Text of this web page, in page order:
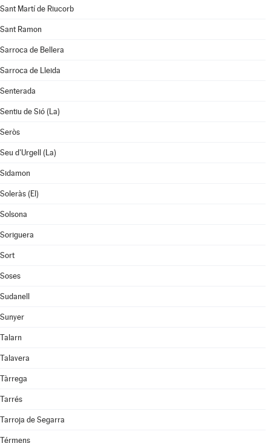
Sant Martí de Riucorb
Sant Ramon
Sarroca de Bellera
Sarroca de Lleida
Senterada
Sentiu de Sió (La)
Seròs
Seu d'Urgell (La)
Sidamon
Soleràs (El)
Solsona
Soriguera
Sort
Soses
Sudanell
Sunyer
Talarn
Talavera
Tàrrega
Tarrés
Tarroja de Segarra
Térmens